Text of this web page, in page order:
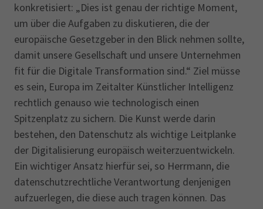
konkretisiert: „Dies ist genau der richtige Moment,
um über die Aufgaben zu diskutieren, die der
europäische Gesetzgeber in den Blick nehmen sollte,
damit unsere Gesellschaft und unsere Unternehmen
fit für die Digitale Transformation sind.“ Ziel müsse
es sein, Europa im Zeitalter Künstlicher Intelligenz
rechtlich genauso wie technologisch einen
Spitzenplatz zu sichern. Die Kunst werde darin
bestehen, den Datenschutz als wichtige Leitplanke
der Digitalisierung europäisch weiterzuentwickeln.
Ein wichtiger Ansatz hierfür sei, so Herrmann, die
datenschutzrechtliche Verantwortung denjenigen
aufzuerlegen, die diese auch tragen können. Das